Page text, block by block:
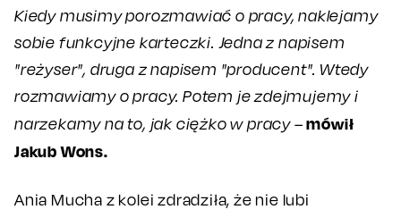
Kiedy musimy porozmawiać o pracy, naklejamy
sobie funkcyjne karteczki. Jedna z napisem
"reżyser", druga z napisem "producent". Wtedy
rozmawiamy o pracy. Potem je zdejmujemy i
narzekamy na to, jak ciężko w pracy–mówił
Jakub Wons.
Ania Mucha z kolei zdradziła, że nie lubi